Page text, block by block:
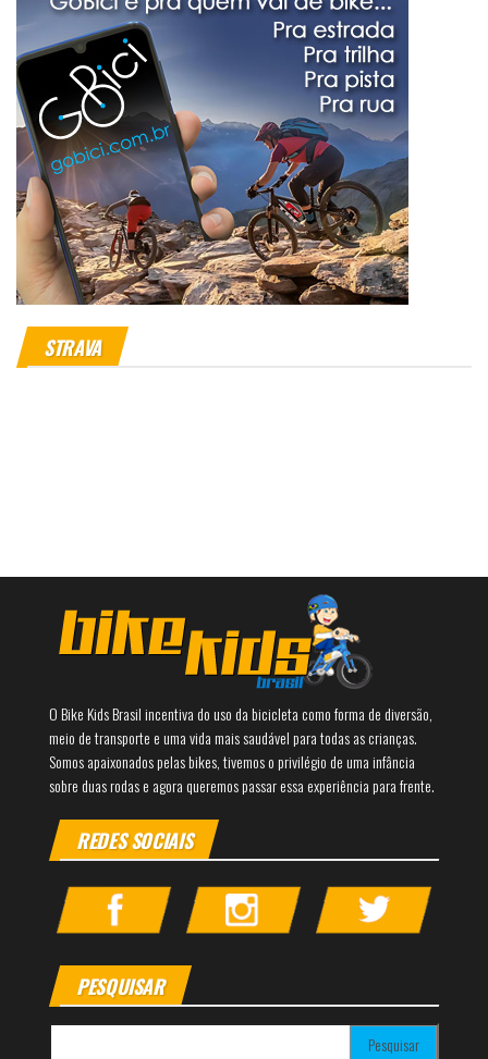
STRAVA
O Bike Kids Brasil incentiva do uso da bicicleta como forma de diversão,
meio de transporte e uma vida mais saudável para todas as crianças.
Somos apaixonados pelas bikes, tivemos o privilégio de uma infância
sobre duas rodas e agora queremos passar essa experiência para frente.
REDES SOCIAIS
PESQUISAR